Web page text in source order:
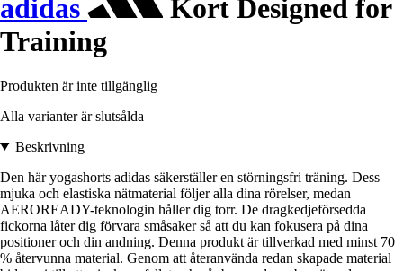
adidas
Kort Designed for
Training
Produkten är inte tillgänglig
Alla varianter är slutsålda
Beskrivning
Den här yogashorts adidas säkerställer en störningsfri träning. Dess
mjuka och elastiska nätmaterial följer alla dina rörelser, medan
AEROREADY-teknologin håller dig torr. De dragkedjeförsedda
fickorna låter dig förvara småsaker så att du kan fokusera på dina
positioner och din andning. Denna produkt är tillverkad med minst 70
% återvunna material. Genom att återanvända redan skapade material